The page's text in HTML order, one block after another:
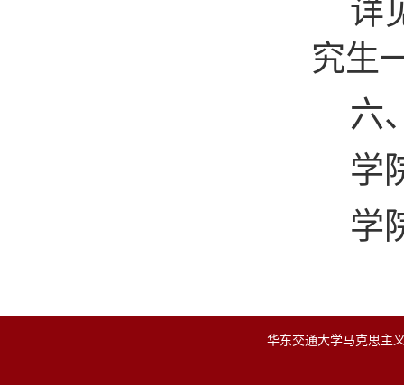
详
究生
六
学
学
华东交通大学马克思主